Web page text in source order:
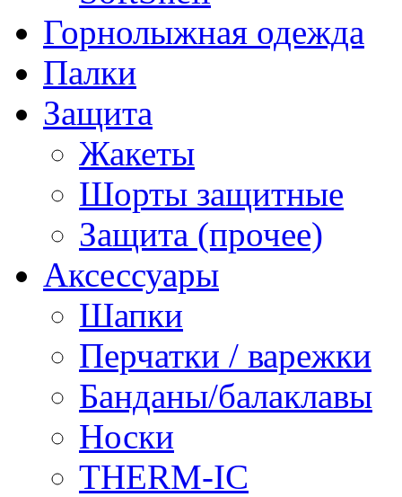
Горнолыжная одежда
Палки
Защита
Жакеты
Шорты защитные
Защита (прочее)
Аксессуары
Шапки
Перчатки / варежки
Банданы/балаклавы
Носки
THERM-IC